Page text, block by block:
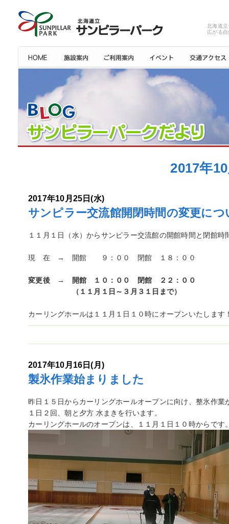
北海道
広がる
2017年
2017年10月25日(水)
サンピラー交流館開閉時間の変更につ
１１月１日（水）からサンピラー交流館の開館時間と閉館時
現 在 → 開館 ９：００ 閉館 １８：００
変更後 →
開館 １０：００ 閉館 ２２：００
（１１月１日～３月３１日まで）
カーリングホールは１１月１日１０時にオープンいたします
2017年10月16日(月)
製氷作業始まりました
昨日１５日からカーリングホールオープンに向け、整氷作業
１日２回、朝と夕方 水まきを行います。
カーリングホールのオープンは、１１月１日１０時からです